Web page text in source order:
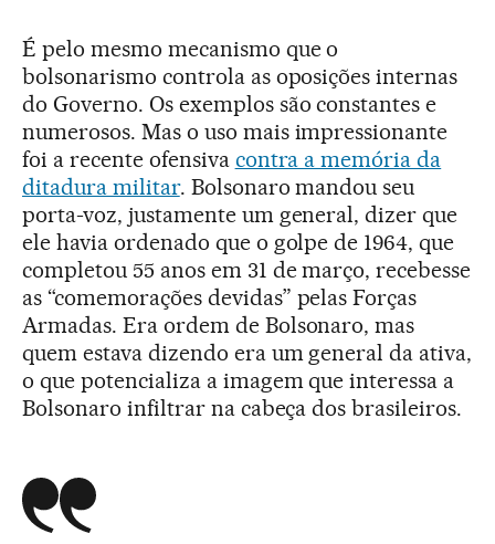
É pelo mesmo mecanismo que o
bolsonarismo controla as oposições internas
do Governo. Os exemplos são constantes e
numerosos. Mas o uso mais impressionante
foi a recente ofensiva contra a memória da
ditadura militar. Bolsonaro mandou seu
porta-voz, justamente um general, dizer que
ele havia ordenado que o golpe de 1964, que
completou 55 anos em 31 de março, recebesse
as “comemorações devidas” pelas Forças
Armadas. Era ordem de Bolsonaro, mas
quem estava dizendo era um general da ativa,
o que potencializa a imagem que interessa a
Bolsonaro infiltrar na cabeça dos brasileiros.